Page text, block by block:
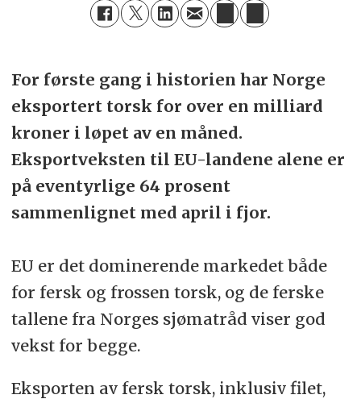
For første gang i historien har Norge
eksportert torsk for over en milliard
kroner i løpet av en måned.
Eksportveksten til EU-landene alene er
på eventyrlige 64 prosent
sammenlignet med april i fjor.
EU er det dominerende markedet både
for fersk og frossen torsk, og de ferske
tallene fra Norges sjømatråd viser god
vekst for begge.
Eksporten av fersk torsk, inklusiv filet,